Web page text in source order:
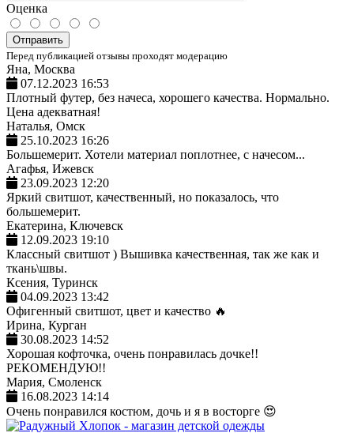
Оценка
Отправить
Перед публикацией отзывы проходят модерацию
Яна, Москва
07.12.2023 16:53
Плотный футер, без начеса, хорошего качества. Нормально.
Цена адекватная!
Наталья, Омск
25.10.2023 16:26
Большемерит. Хотели материал поплотнее, с начесом...
Агафья, Ижевск
23.09.2023 12:20
Яркий свитшот, качественный, но показалось, что
большемерит.
Екатерина, Ключевск
12.09.2023 19:10
Классный свитшот ) Вышивка качественная, так же как и
ткань\швы.
Ксения, Туринск
04.09.2023 13:42
Офигенный свитшот, цвет и качество 🔥
Ирина, Курган
30.08.2023 14:52
Хорошая кофточка, очень понравилась дочке!!
РЕКОМЕНДУЮ!!
Мария, Смоленск
16.08.2023 14:14
Очень понравился костюм, дочь и я в восторге 😍